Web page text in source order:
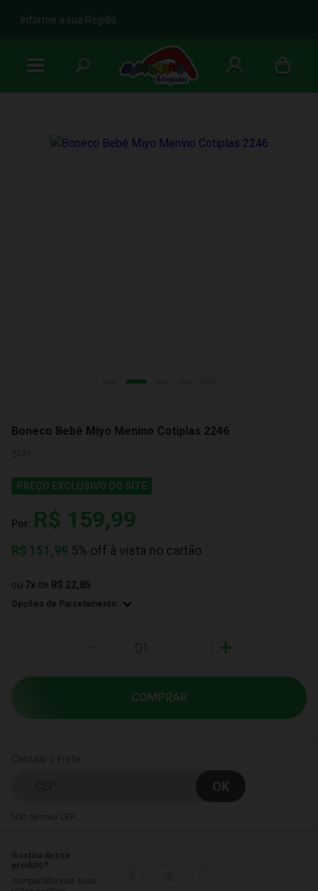
b
Informe a sua Região
Boneco Bebê Miyo Menino Cotiplas 2246
3131
PREÇO EXCLUSIVO DO SITE
Por: R$ 159,99
R$ 151,99 5% off à vista no cartão
ou 7x de R$ 22,85
Opções de Parcelamento:
+
COMPRAR
Não sei meu CEP